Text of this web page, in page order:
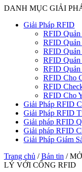
DANH MỤC GIẢI
Giải Pháp RFID
RFID
RFID
RFID
RFID Quản
RFID
RFID Cho
RFID
RFID Cho
Giải Pháp RFID
Giải Pháp RFID
Giải pháp RFID
Giải pháp RFID
Giải Pháp Giám
Trang chủ / Bản tin /
LÝ VỚI CỔNG RFID